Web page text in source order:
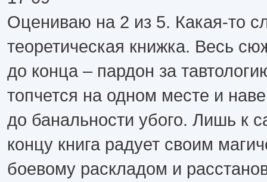
Оцениваю на 2 из 5. Какая-то
теоретическая книжка. Весь
до конца – пардон за
топчется на одном месте и
до банальности убого. Лишь к
концу книга радует своим
боевому раскладом и